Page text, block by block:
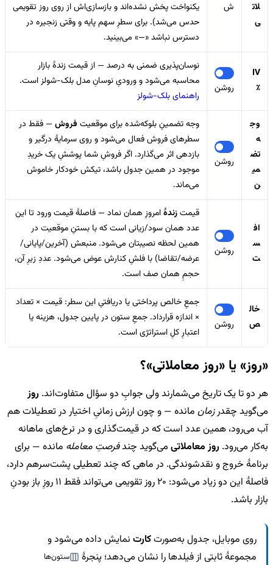
لات
ی
ش
یکنواخت پخش نشده‌اند و بازسازی‌اش از روی روز تقویمی
حدس می‌شد). برای سطرِ سهم پایه و وقتی زنجیره در
دسترس نباشد «—» می‌بینید.
IV
٪
روشن
نوسان‌پذیری ضمنی به درصد — از قیمت زندهٔ بازار
محاسبه می‌شود و ورودیِ نوسانِ مدل بلک-شولز است.
راهنمای بلک-شولز
وج
ه
تض
می
ن
روشن
وجه تضمینِ بلوکه‌شده برای موقعیت فروش — فقط در
سطرهای فروش فعال می‌شود و روی سرمایهٔ درگیر و
بازدهی اثر می‌گذارد. اگر فروشِ شما پوششِ یک خریدِ
موجود در همین جدول باشد، تیکش خودکار خاموش
می‌ماند.
اف
س
ت
روشن
قیمتزندهٔامروزِ همان نماد — فاصلهٔ قیمت ورود تا این
عدد همان سود/زیانی است که با بستنِ موقعیت در
همین لحظه نصیبتان می‌شود. منبعش (آخرین/پایانی/
عرضه/تقاضا) با فلشِ کنارش عوض می‌شود. عددِ زیرِ آن،
حجمِ همان صف است.
خال
ص
روشن
جمعِ خالص پرداختی یا دریافتیِ این سطر: قیمت × تعداد
× اندازه قرارداد. جمعِ ستون در پایین جدول، هزینه یا
اعتبارِ کلِ استراتژی است.
«روز» یا «روز معاملاتی»؟
هر دو تا یک تاریخ می‌شمارند ولی جوابِ دو سؤال متفاوت‌اند. روز
می‌گوید چقدرزمان مانده — و چون ارزش زمانیِ اختیار در تعطیلات هم
آب می‌رود، همین عدد است که در قیمت‌گذاری و در نرخ‌های ماهانه
به‌کار می‌رود. روز معاملاتی می‌گوید چندفرصتِ معامله مانده — برای
برنامهٔ خروج و نقدشوندگی. در ماهی که چند تعطیلی پشت‌سرهم دارد،
فاصلهٔ این دو زیاد می‌شود: 20 روز تقویمی می‌تواند فقط 11 روزِ باز بودنِ
بازار باشد.
روی موبایل، جدول به‌صورتکارت نمایش داده می‌شود و
مجموعهٔ ثابتی از فیلدها را نشان می‌دهد؛ پنجرهٔ
ستون‌ها